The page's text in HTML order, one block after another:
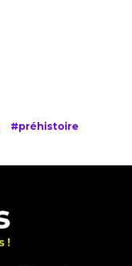
#préhistoire